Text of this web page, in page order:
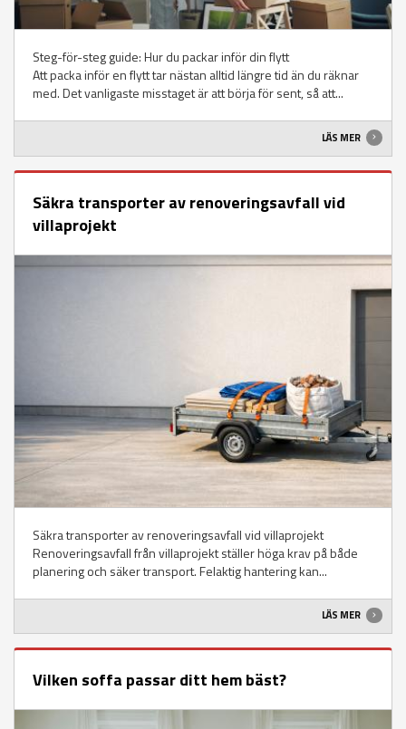
Steg-för-steg guide: Hur du packar inför din flytt
Att packa inför en flytt tar nästan alltid längre tid än du räknar
med. Det vanligaste misstaget är att börja för sent, så att...
LÄS MER
Säkra transporter av renoveringsavfall vid
villaprojekt
Säkra transporter av renoveringsavfall vid villaprojekt
Renoveringsavfall från villaprojekt ställer höga krav på både
planering och säker transport. Felaktig hantering kan...
LÄS MER
Vilken soffa passar ditt hem bäst?